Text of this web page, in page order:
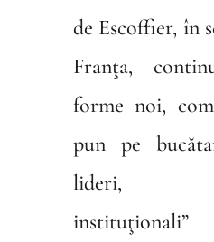
de Escoffier, în
Franţa,
forme noi,
pun pe
lideri,